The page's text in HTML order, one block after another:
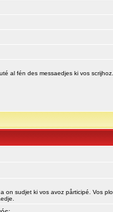
al fén des messaedjes ki vos
on sudjet ki vos avoz pårticipé. Vos